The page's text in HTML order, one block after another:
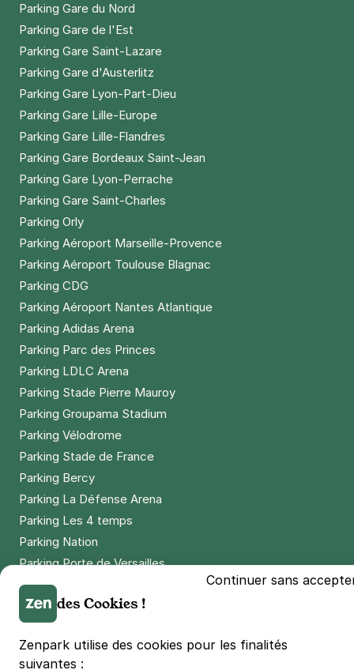
Parking Gare du Nord
Parking Gare de l'Est
Parking Gare Saint-Lazare
Parking Gare d'Austerlitz
Parking Gare Lyon-Part-Dieu
Parking Gare Lille-Europe
Parking Gare Lille-Flandres
Parking Gare Bordeaux Saint-Jean
Parking Gare Lyon-Perrache
Parking Gare Saint-Charles
Parking Orly
Parking Aéroport Marseille-Provence
Parking Aéroport Toulouse Blagnac
Parking CDG
Parking Aéroport Nantes Atlantique
Parking Adidas Arena
Parking Parc des Princes
Parking LDLC Arena
Parking Stade Pierre Mauroy
Parking Groupama Stadium
Parking Vélodrome
Parking Stade de France
Parking Bercy
Parking La Défense Arena
Parking Les 4 temps
Parking Nation
Parking Porte de Versailles
Parking Lille Grand Palais
Parking Euralille
Parking Casino Barrière Lille
Continuer sans
des Cookies !
Zenpark utilise des cookies pour les finalités
suivantes :